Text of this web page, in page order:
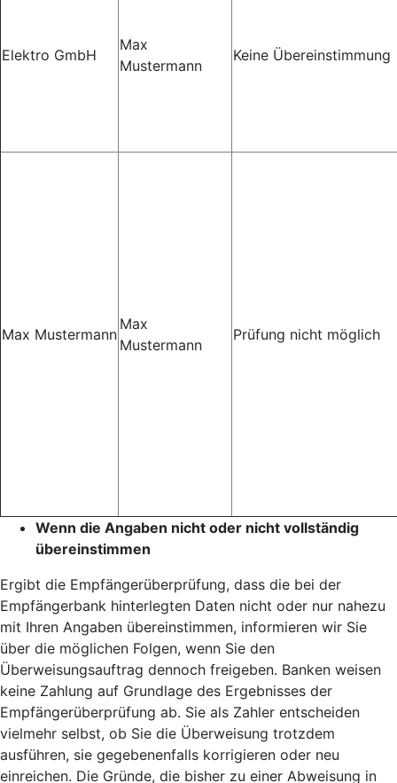
Elektro GmbH
Max
Mustermann
Keine Übereinstimmung
Max Mustermann
Max
Mustermann
Prüfung nicht möglich
Wenn die Angaben nicht oder nicht vollständig
übereinstimmen
Ergibt die Empfängerüberprüfung, dass die bei der
Empfängerbank hinterlegten Daten nicht oder nur nahezu
mit Ihren Angaben übereinstimmen, informieren wir Sie
über die möglichen Folgen, wenn Sie den
Überweisungsauftrag dennoch freigeben. Banken weisen
keine Zahlung auf Grundlage des Ergebnisses der
Empfängerüberprüfung ab. Sie als Zahler entscheiden
vielmehr selbst, ob Sie die Überweisung trotzdem
ausführen, sie gegebenenfalls korrigieren oder neu
einreichen. Die Gründe, die bisher zu einer Abweisung in